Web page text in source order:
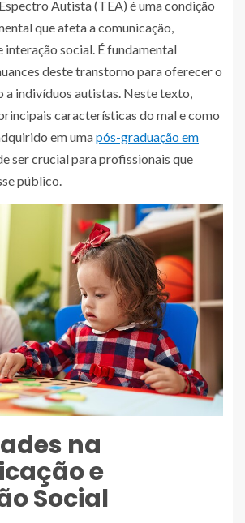
Autista (TEA) é uma condição
que afeta a comunicação,
social. É fundamental
deste transtorno para oferecer o
a indivíduos autistas. Neste texto,
características do mal e como
em umapós-graduação em
ser crucial para profissionais que
público.
na
e
Social